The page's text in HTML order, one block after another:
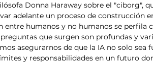
Donna Haraway sobre el "ciborg",
adelante un proceso de construcción
humanos y no humanos se perfila
que surgen son profundas y
asegurarnos de que la IA no solo sea
y responsabilidades en un futuro